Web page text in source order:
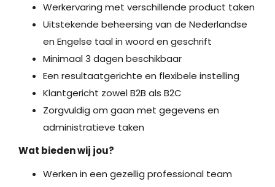
Werkervaring met verschillende product taken
Uitstekende beheersing van de Nederlandse
en Engelse taal in woord en geschrift
Minimaal 3 dagen beschikbaar
Een resultaatgerichte en flexibele instelling
Klantgericht zowel B2B als B2C
Zorgvuldig om gaan met gegevens en
administratieve taken
Wat bieden wij jou?
Werken in een gezellig professional team